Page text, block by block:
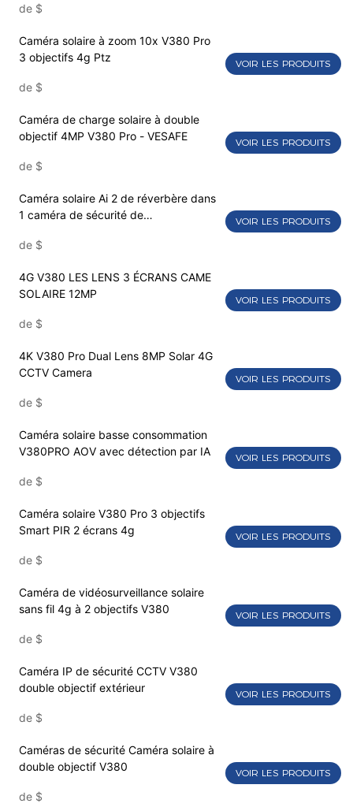
de $
Caméra solaire à zoom 10x V380 Pro
3 objectifs 4g Ptz
de $
VOIR LES PRODUITS
Caméra de charge solaire à double
objectif 4MP V380 Pro - VESAFE
de $
VOIR LES PRODUITS
Caméra solaire Ai 2 de réverbère dans
1 caméra de sécurité de
de $
VOIR LES PRODUITS
4G V380 LES LENS 3 ÉCRANS CAME
SOLAIRE 12MP
de $
VOIR LES PRODUITS
4K V380 Pro Dual Lens 8MP Solar 4G
CCTV Camera
de $
VOIR LES PRODUITS
Caméra solaire basse consommation
V380PRO AOV avec détection par IA
de $
VOIR LES PRODUITS
Caméra solaire V380 Pro 3 objectifs
Smart PIR 2 écrans 4g
de $
VOIR LES PRODUITS
Caméra de vidéosurveillance solaire
sans fil 4g à 2 objectifs V380
de $
VOIR LES PRODUITS
Caméra IP de sécurité CCTV V380
double objectif extérieur
de $
VOIR LES PRODUITS
Caméras de sécurité Caméra solaire à
double objectif V380
de $
VOIR LES PRODUITS